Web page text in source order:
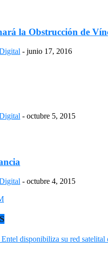
la Obstrucción de
- junio 17, 2016
- octubre 5, 2015
- octubre 4, 2015